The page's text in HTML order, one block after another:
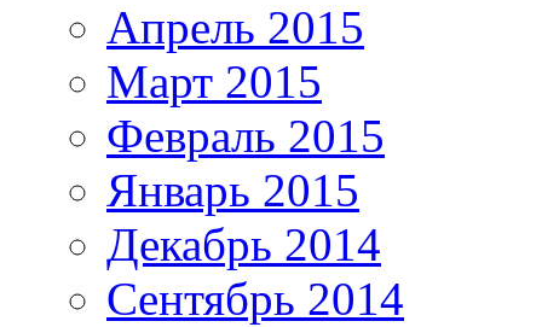
Апрель 2015
Март 2015
Февраль 2015
Январь 2015
Декабрь 2014
Сентябрь 2014